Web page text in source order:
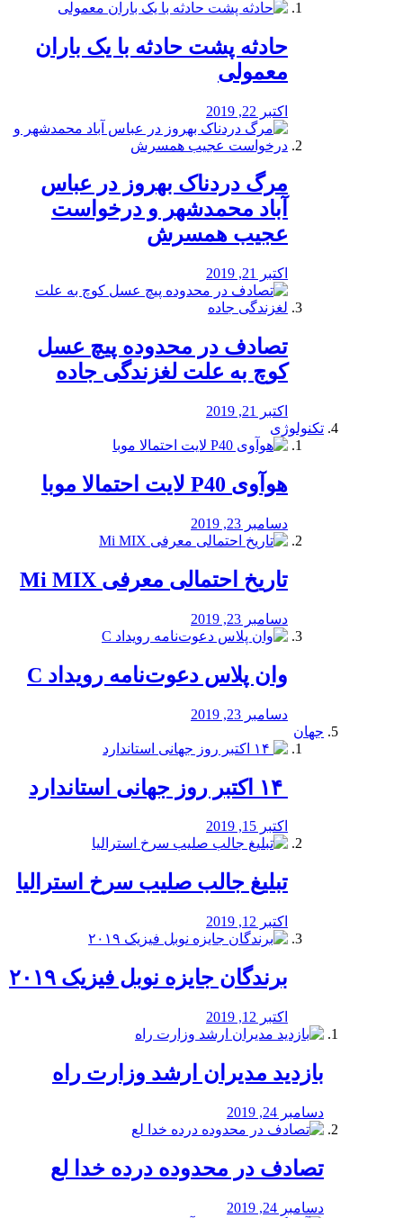
️حادثه پشت حادثه با یک باران
معمولی
اکتبر 22, 2019
مرگ دردناک بهروز در عباس
آباد محمدشهر و درخواست
عجیب همسرش
اکتبر 21, 2019
تصادف در محدوده پیچ عسل
کوچ به علت لغزندگی جاده
اکتبر 21, 2019
تکنولوژی
هوآوی P40 لایت احتمالا موبا
دسامبر 23, 2019
تاریخ احتمالی معرفی Mi MIX
دسامبر 23, 2019
وان پلاس دعوت‌نامه رویداد C
دسامبر 23, 2019
جهان
اکتبر 15, 2019
تبلیغ جالب صلیب سرخ استرالیا
اکتبر 12, 2019
برندگان جایزه نوبل فیزیک ۲۰۱۹
اکتبر 12, 2019
بازدید مدیران ارشد وزارت راه
دسامبر 24, 2019
تصادف در محدوده درده خدا لع
دسامبر 24, 2019